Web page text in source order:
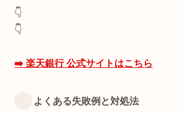
👇
👇
➡️ 楽天銀行 公式サイトはこちら
よくある失敗例と対処法